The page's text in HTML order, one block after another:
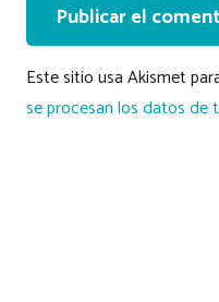
Publicar el
Este sitio usa Akismet
se procesan los datos de